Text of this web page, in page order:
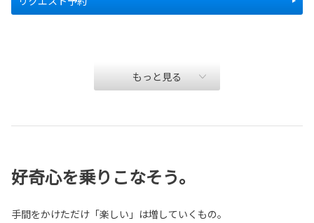
もっと見る
好奇心を乗りこなそう。
手間をかけただけ「楽しい」は増していくもの。